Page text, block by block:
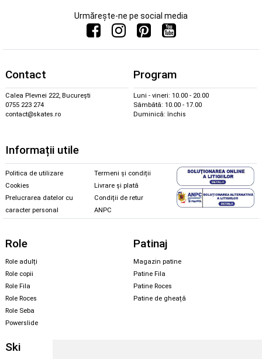
Urmărește-ne pe social media
Contact
Calea Plevnei 222, București
0755 223 274
contact@skates.ro
Program
Luni - vineri: 10.00 - 20.00
Sâmbătă: 10.00 - 17.00
Duminică: închis
Informații utile
Politica de utilizare
Cookies
Prelucrarea datelor cu
caracter personal
Termeni și condiții
Livrare și plată
Condiții de retur
ANPC
Role
Role adulți
Role copii
Role Fila
Role Roces
Role Seba
Powerslide
Patinaj
Magazin patine
Patine Fila
Patine Roces
Patine de gheață
Ski